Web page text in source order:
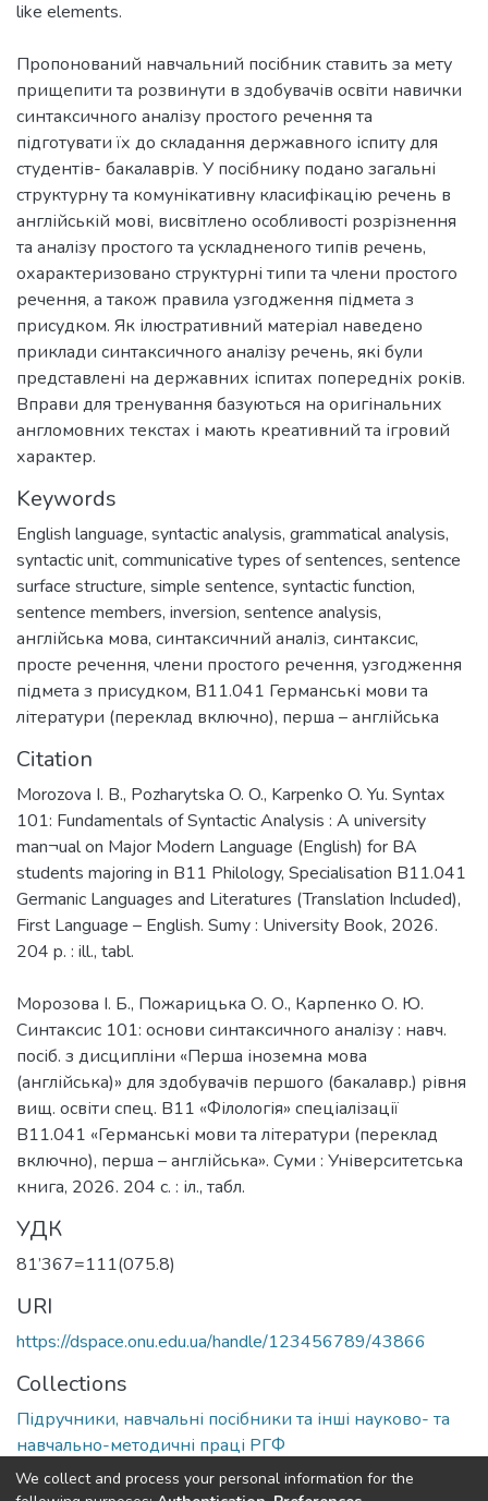
Пропонований навчальний посібник ставить за мету
прищепити та розвинути в здобувачів освіти навички
синтаксичного аналізу простого речення та
підготувати їх до складання державного іспиту для
студентів- бакалаврів. У посібнику подано загальні
структурну та комунікативну класифікацію речень в
англійській мові, висвітлено особливості розрізнення
та аналізу простого та ускладненого типів речень,
охарактеризовано структурні типи та члени простого
речення, а також правила узгодження підмета з
присудком. Як ілюстративний матеріал наведено
приклади синтаксичного аналізу речень, які були
представлені на державних іспитах попередніх років.
Вправи для тренування базуються на оригінальних
англомовних текстах і мають креативний та ігровий
характер.
Keywords
English language, syntactic analysis, grammatical analysis,
syntactic unit, communicative types of sentences, sentence
surface structure, simple sentence, syntactic function,
sentence members, inversion, sentence analysis,
англійська мова, синтаксичний аналіз, синтаксис,
просте речення, члени простого речення, узгодження
підмета з присудком, В11.041 Германські мови та
літератури (переклад включно), перша – англійська
Citation
Morozova I. B., Pozharytska O. O., Karpenko O. Yu. Syntax
101: Fundamentals of Syntactic Analysis : A university
man¬ual on Major Modern Language (English) for BA
students majoring in B11 Philology, Specialisation B11.041
Germanic Languages and Literatures (Translation Included),
First Language – English. Sumy : University Book, 2026.
Морозова І. Б., Пожарицька О. О., Карпенко О. Ю.
Синтаксис 101: основи синтаксичного аналізу : навч.
посіб. з дисципліни «Перша іноземна мова
(англійська)» для здобувачів першого (бакалавр.) рівня
вищ. освіти спец. В11 «Філологія» спеціалізації
В11.041 «Германські мови та літератури (переклад
включно), перша – англійська». Суми : Університетська
книга, 2026. 204 с. : іл., табл.
УДК
81’367=111(075.8)
URI
https://dspace.onu.edu.ua/handle/123456789/43866
Collections
Підручники, навчальні посібники та інші науково- та
навчально-методичні праці РГФ
Full item page
We collect and process your personal information for the